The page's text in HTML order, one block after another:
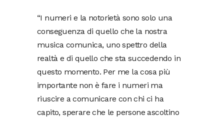
“I numeri e la notorietà sono solo una
conseguenza di quello che la nostra
musica comunica, uno spettro della
realtà e di quello che sta succedendo in
questo momento. Per me la cosa più
importante non è fare i numeri ma
riuscire a comunicare con chi ci ha
capito, sperare che le persone ascoltino